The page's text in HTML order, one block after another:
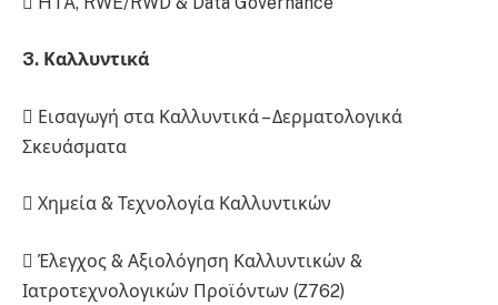
3. Καλλυντικά
 Εισαγωγή στα Καλλυντικά – Δερματολογικά
Σκευάσματα
 Χημεία & Τεχνολογία Καλλυντικών
 Έλεγχος & Αξιολόγηση Καλλυντικών &
Ιατροτεχνολογικών Προϊόντων (Ζ762)